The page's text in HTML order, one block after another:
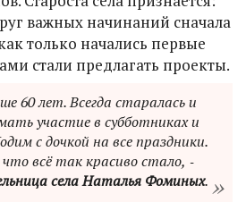
важных начинаний сначала
только начались первые
стали предлагать проекты.
60 лет. Всегда старалась и
участие в субботниках и
с дочкой на все праздники.
всё так красиво стало, ‑
села Наталья Фоминых.